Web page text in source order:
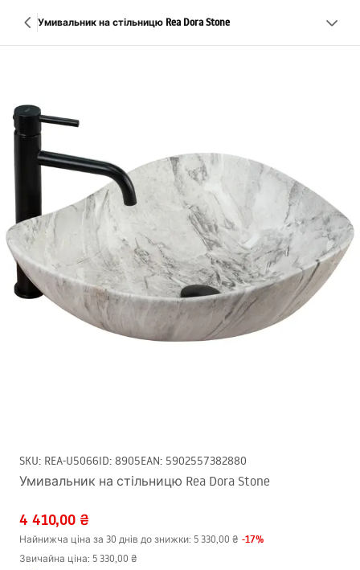
Умивальник на стільницю Rea Dora Stone
SKU: REA-U5066ID: 8905EAN: 5902557382880
Умивальник на стільницю Rea Dora Stone
4 410,00 ₴
Найнижча ціна за 30 днів до знижки: 5 330,00 ₴ -17%
Звичайна ціна: 5 330,00 ₴